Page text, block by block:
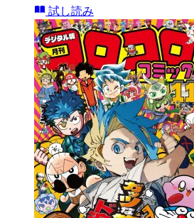
試し読み